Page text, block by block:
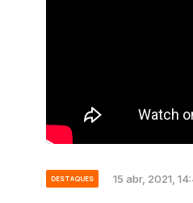
DESTAQUES 15 abr, 2021,